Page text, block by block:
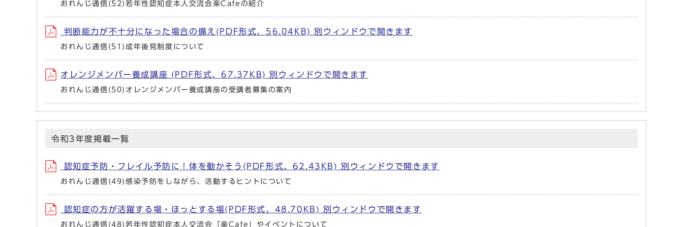
おれんじ通信(52)若年性認知症本人交流会楽Cafeの紹介
判断能力が不十分になった場合の備え(PDF形式、56.04KB) 別ウィンドウで開きます
おれんじ通信(51)成年後見制度について
オレンジメンバー養成講座 (PDF形式、67.37KB) 別ウィンドウで開きます
おれんじ通信(50)オレンジメンバー養成講座の受講者募集の案内
令和3年度掲載一覧
認知症予防・フレイル予防に！体を動かそう(PDF形式、62.43KB) 別ウィンドウで開きます
おれんじ通信(49)感染予防をしながら、活動するヒントについて
認知症の方が活躍する場・ほっとする場(PDF形式、48.70KB) 別ウィンドウで開きます
おれんじ通信(48)若年性認知症本人交流会「楽Cafe」やイベントについて